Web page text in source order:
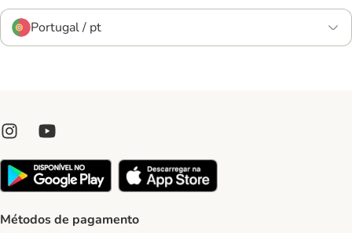
Portugal / pt
Métodos de pagamento